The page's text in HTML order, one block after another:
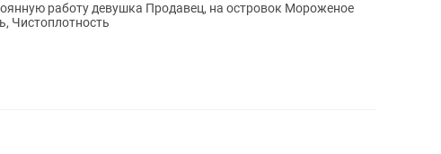
работу девушка Продавец, на островок Мороженое
Чистоплотность